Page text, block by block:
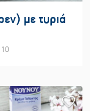
με τυριά
10